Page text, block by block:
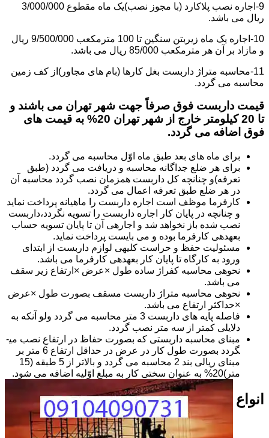
9-اجاره نصب پلاکارد (با مجوز نصب)یک ماه مقطوع 3/000/000
ریال می باشد.
10-اجاره یک ماه زیربتن سنگین تا 100 مترمکعب 9/500/000 ریال
و مازاد بر آن هر مترمکعب 85/000 ریال می باشد.
11-محاسبه متراژ داربست بغل کارها (بام های مجاور)از کف زمین
محاسبه می گردد.
قیمت داربست فوق صرفاً جهت شهر تهران می باشند و
تا 20 کیلومتر خارج از شهر تهران 20% به قیمت های
فوق اضافه می گردد.
برای ماه های بعد طبق ماه اوّل محاسبه می گردد.
برای هر ضلع جداگانه محاسبه و دریافت می گردد (طبق
تعرفه)و چنانچه کل داربست همزمان نصب گردد محاسبه آن
در هر ضلع طبق تعرفه اعمال می گردد.
کارفرما موظف است اجاره داربست را ماهیانه پرداخت نماید
و چنانچه در پایان کار اجاره داربست را تسویه نگردد،داربست
نصب شده باز نخواهد شد و اجاره­ی آن تا پایان تسویه حساب
بعهده­ی کارفرما بوده و می بایست پرداخت نماید.
مسئولیت حفظ و حراست کلیه­ی لوازم داربست از ابتدای
ورود به کارگاه تا پایان کار بعهده­ی کارفرما می باشد.
نحوه­ی محاسبه کفراژ ساده طول ×عرض ×ارتفاع زیر سقف
می باشد.
نحوه­ی محاسبه متراژ داربست مسقف بصورت طول ×عرض
×حداکثر ارتفاع می باشد.
فاصله پایه های داربست 3 متر محاسبه می گردد ولو آنکه به
دلایلی کمتر از سه متر نصب گردد.
مبنای محاسبه داربستی که بصورت حفاظ در ارتفاع نصب می­
گردد بصورت طول کار در عرض در حداقل ارتفاع 6 متر بر
مبنای ریالی بند 2 محاسبه می گردد و بالاتر از 5 طبقه (15
متر)20% به عنوان سختی کار به مبلغ اوّلیه اضافه می شود.
انواع